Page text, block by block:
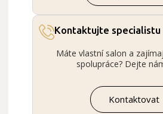
Kontaktujte specialistu
Máte vlastní salon a
spolupráce? Dejte
Kontaktovat